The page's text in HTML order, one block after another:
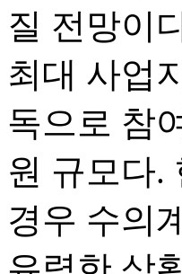
질 전망이
최대 사업
독으로 참
원 규모다.
경우 수의